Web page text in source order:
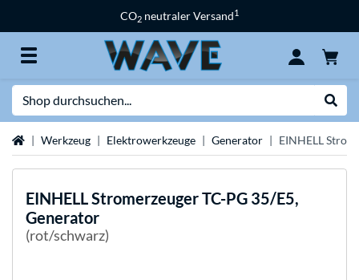
CO2 neutraler Versand1
StartseiteWerkzeug Elektrowerkzeuge Generator EINHELL
EINHELLStromerzeuger TC-PG 35/E5,
Generator
(rot/schwarz)